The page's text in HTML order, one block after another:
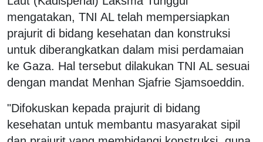
mengatakan, TNI AL telah mempersiapkan
prajurit di bidang kesehatan dan konstruksi
untuk diberangkatkan dalam misi perdamaian
ke Gaza. Hal tersebut dilakukan TNI AL sesuai
dengan mandat Menhan Sjafrie Sjamsoeddin.
"Difokuskan kepada prajurit di bidang
kesehatan untuk membantu masyarakat sipil